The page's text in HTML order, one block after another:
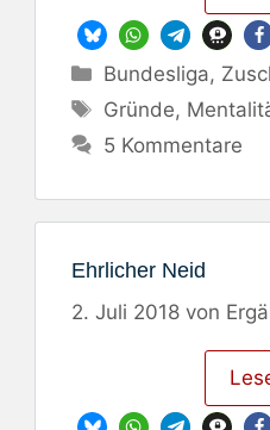
Kategorien
Bundesliga,
Schlagwörter
Gründe,
5 Kommentare
Ehrlicher Neid
2. Juli 2018 von